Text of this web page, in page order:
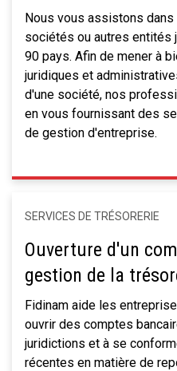
Nous vous assistons
sociétés ou autres entités
90 pays. Afin de mener à
juridiques et
d'une société, nos
en vous fournissant des
de gestion d'entreprise.
SERVICES DE TRÉSORERIE
Ouverture d'un
gestion de la
Fidinam aide les
ouvrir des comptes
juridictions et à se
récentes en matière de